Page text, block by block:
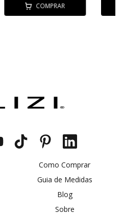
COMPRAR
Como Comprar
Guia de Medidas
Blog
Sobre